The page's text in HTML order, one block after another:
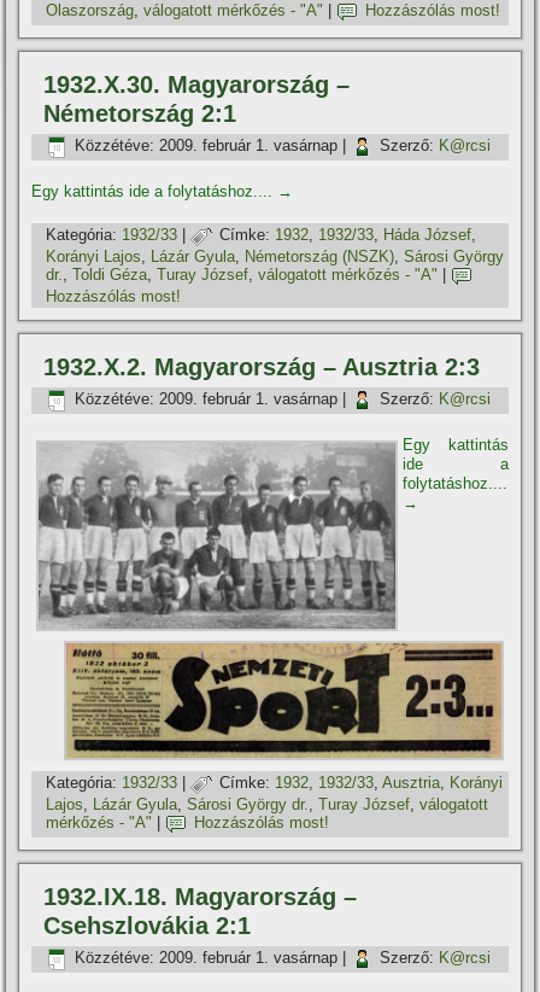
Olaszország,válogatott mérkőzés - "A" Hozzászólás most!
1932.X.30. Magyarország –
Németország 2:1
Közzétéve: 2009. február 1. vasárnap Szerző: K@rcsi
Egy kattintás ide a folytatáshoz.... →
Kategória: 1932/33 | Címke: 1932, 1932/33, Háda József,
Korányi Lajos, Lázár Gyula, Németország (NSZK),Sárosi György
dr.,Toldi Géza,Turay József,válogatott mérkőzés - "A"
Hozzászólás most!
1932.X.2. Magyarország – Ausztria 2:3
Közzétéve: 2009. február 1. vasárnap Szerző: K@rcsi
Egy kattintás
ide a
folytatáshoz....
→
Kategória: 1932/33 | Címke: 1932, 1932/33,Ausztria, Korányi
Lajos
Lázár Gyula ,Sárosi György dr. ,Turay József ,válogatott
mérkőzés - "A"
Hozzászólás most!
1932.IX.18. Magyarország –
Csehszlovákia 2:1
Közzétéve: 2009. február 1. vasárnap Szerző: K@rcsi